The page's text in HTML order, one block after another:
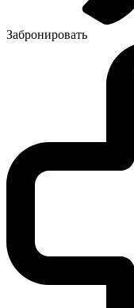
Забронировать